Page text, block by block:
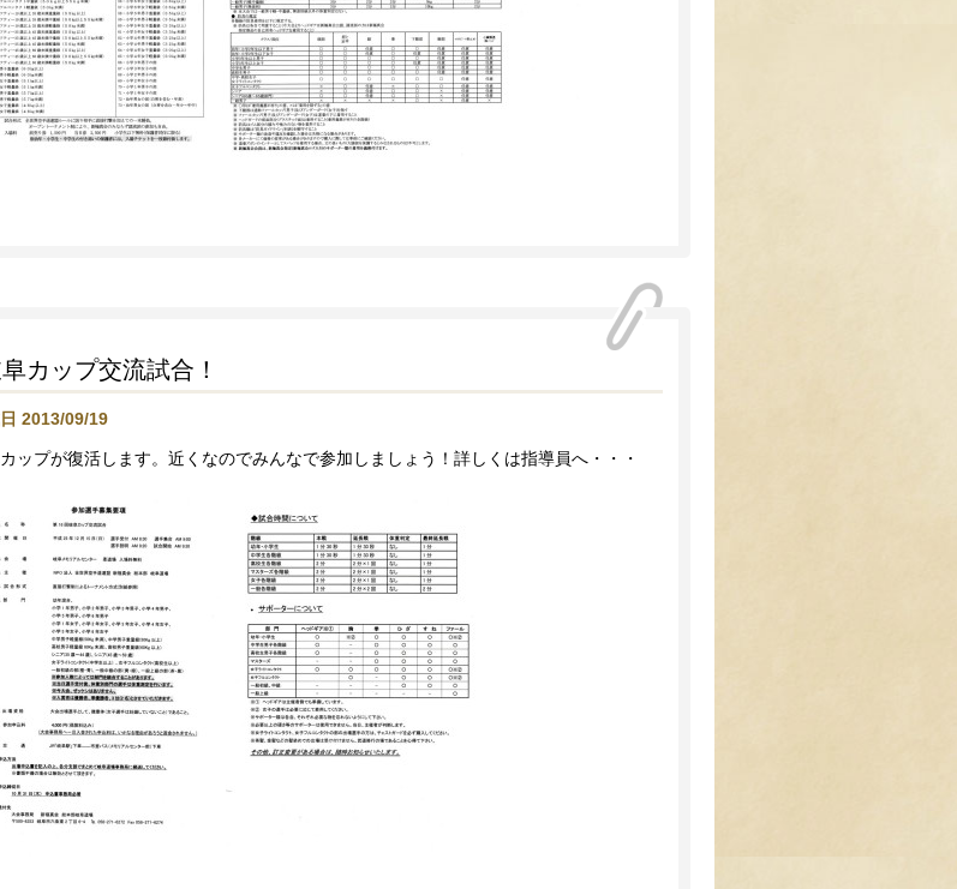
カップ交流試合！
2013/09/19
ップが復活します。近くなのでみんなで参加しましょう！詳しくは指導員へ・・・